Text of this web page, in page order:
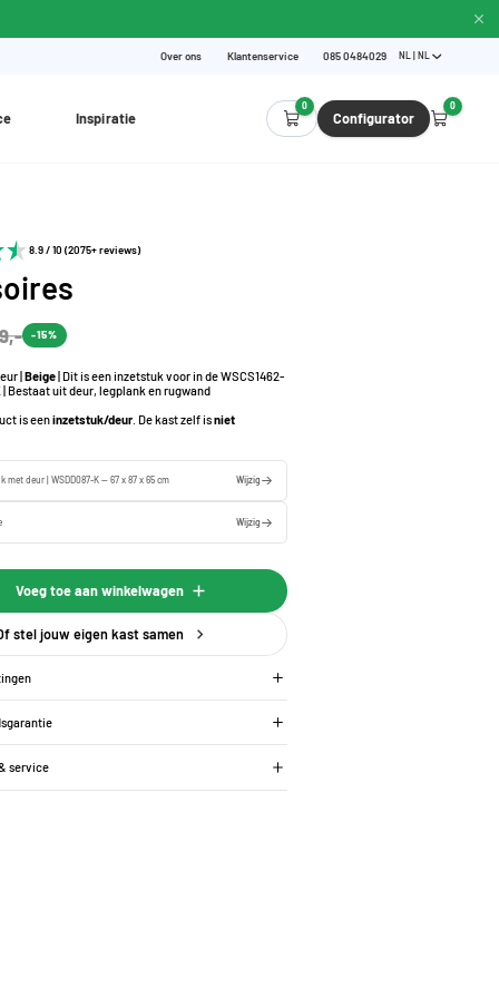
Over ons Klantenservice 085 0484029 NL | NL
Inspiratie
0
Configurator
0
8.9 / 10 (2075+ reviews)
-15%
|Beige| Dit is een inzetstuk voor in de WSCS1462-
| Bestaat uit deur, legplank en rugwand
is eeninzetstuk/deur . De kast zelf isniet
met deur | WSDD087-K — 67 x 87 x 65 cm Wijzig
Wijzig
Voeg toe aan winkelwagen
stel jouw eigen kast samen
service